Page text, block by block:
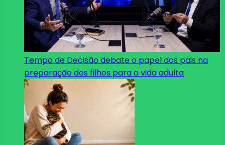
Tempo de Decisão debate o papel dos pais na
preparação dos filhos para a vida adulta